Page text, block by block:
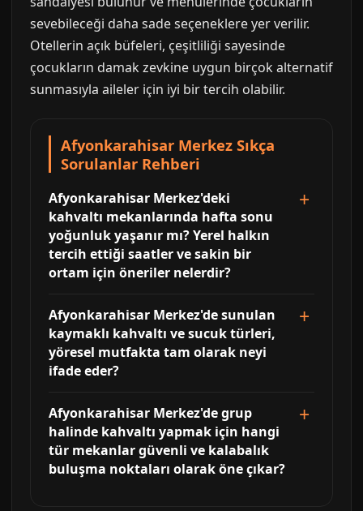
sevebileceği daha sade seçeneklere yer verilir.
Otellerin açık büfeleri, çeşitliliği sayesinde
çocukların damak zevkine uygun birçok alternatif
sunmasıyla aileler için iyi bir tercih olabilir.
Afyonkarahisar Merkez Sıkça
Sorulanlar Rehberi
Afyonkarahisar Merkez'deki
kahvaltı mekanlarında hafta sonu
yoğunluk yaşanır mı? Yerel halkın
tercih ettiği saatler ve sakin bir
ortam için öneriler nelerdir?
Afyonkarahisar Merkez'de sunulan
kaymaklı kahvaltı ve sucuk türleri,
yöresel mutfakta tam olarak neyi
ifade eder?
Afyonkarahisar Merkez'de grup
halinde kahvaltı yapmak için hangi
tür mekanlar güvenli ve kalabalık
buluşma noktaları olarak öne çıkar?